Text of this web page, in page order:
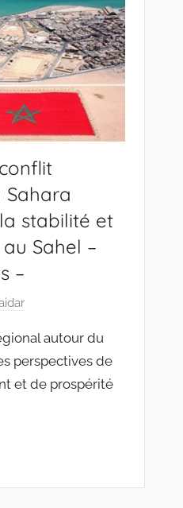
stabilité et
Sahel –
–
autour du
perspectives de
et de prospérité